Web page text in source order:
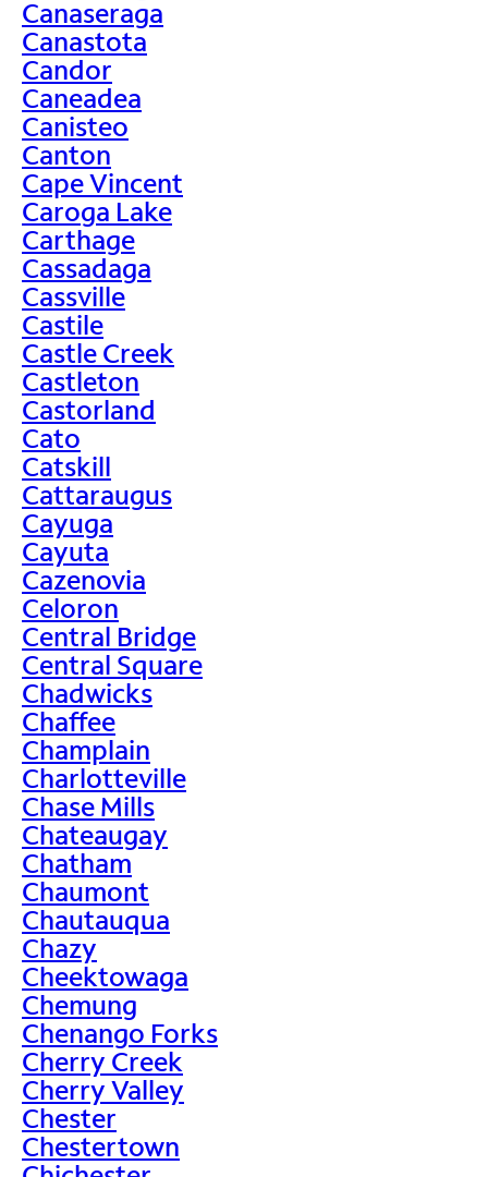
Canaseraga
Canastota
Candor
Caneadea
Canisteo
Canton
Cape Vincent
Caroga Lake
Carthage
Cassadaga
Cassville
Castile
Castle Creek
Castleton
Castorland
Cato
Catskill
Cattaraugus
Cayuga
Cayuta
Cazenovia
Celoron
Central Bridge
Central Square
Chadwicks
Chaffee
Champlain
Charlotteville
Chase Mills
Chateaugay
Chatham
Chaumont
Chautauqua
Chazy
Cheektowaga
Chemung
Chenango Forks
Cherry Creek
Cherry Valley
Chester
Chestertown